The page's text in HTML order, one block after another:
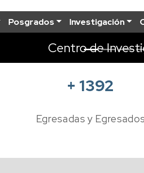
Posgrados Investigación
Centro de
+1392
Egresadas y